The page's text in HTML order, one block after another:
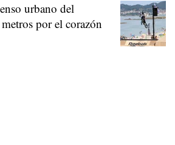
urbano del
por el corazón